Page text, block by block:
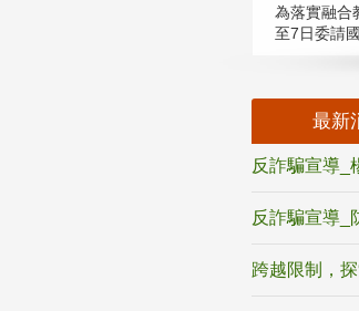
為落實融合
至7日委請
最新
反詐騙宣導_
反詐騙宣導_
跨越限制，